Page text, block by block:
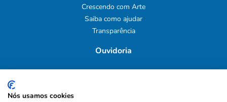
Crescendo com Arte
Saiba como ajudar
Transparência
Ouvidoria
Nós usamos cookies